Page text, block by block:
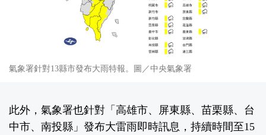
氣象署針對13縣市發布大雨特報。圖／中央氣象署
此外，氣象署也針對「高雄市、屏東縣、苗栗縣、台
中市、南投縣」發布大雷雨即時訊息，持續時間至15